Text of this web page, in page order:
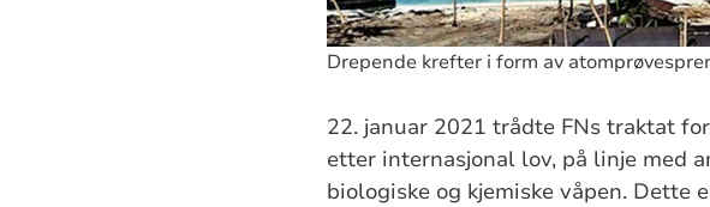
Drepende krefter i form av
22. januar 2021 trådte FNs traktat
etter internasjonal lov, på linje med
biologiske og kjemiske våpen.